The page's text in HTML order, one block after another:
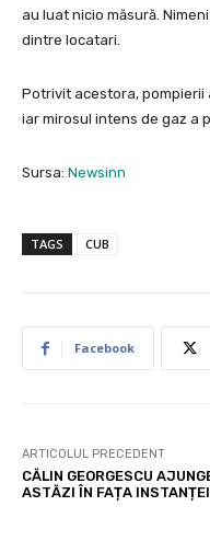
au luat nicio măsură.
dintre locatari.
Potrivit acestora, pompierii
iar mirosul intens de gaz a
Sursa: Newsinn
TAGS CUB
Facebook
ARTICOLUL PRECEDENT
CĂLIN GEORGESCU
ASTĂZI ÎN FAȚA INSTANȚEI